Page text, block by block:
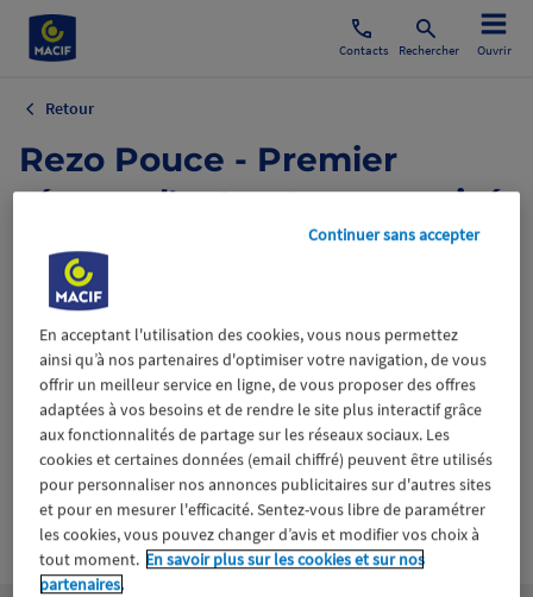
Contacts Rechercher Ouvrir
Retour
Rezo Pouce - Premier
réseau d'auto-stop organisé
27 mai 2019
Fondation Macif
Certifié avecWiztrust
trusted
sources
En acceptant l'utilisation des cookies, vous nous permettez
ainsi qu’à nos partenaires d'optimiser votre navigation, de vous
offrir un meilleur service en ligne, de vous proposer des offres
adaptées à vos besoins et de rendre le site plus interactif grâce
aux fonctionnalités de partage sur les réseaux sociaux. Les
cookies et certaines données (email chiffré) peuvent être utilisés
pour personnaliser nos annonces publicitaires sur d'autres sites
et pour en mesurer l'efficacité. Sentez-vous libre de paramétrer
les cookies, vous pouvez changer d’avis et modifier vos choix à
tout moment. En savoir plus sur les cookies et sur nos
partenaires.
Continuer sans accepter